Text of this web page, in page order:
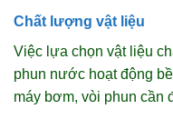
Chất lượng vật liệu
Việc lựa chọn vật liệu
phun nước hoạt động
máy bơm, vòi phun cần